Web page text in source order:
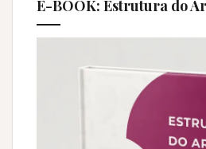
E-BOOK: Estrutura do